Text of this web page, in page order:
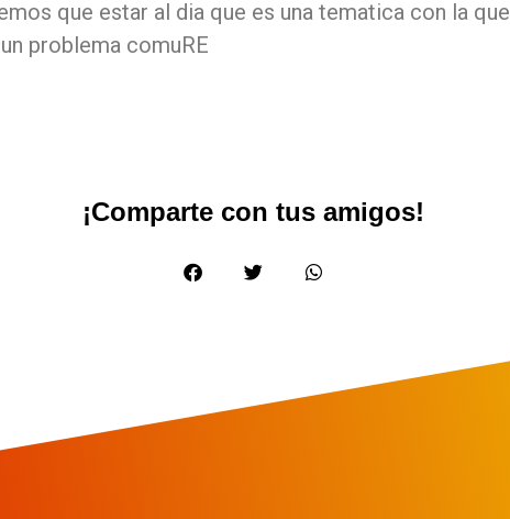
que estar al dia que es una tematica con la que
problema comuRE
¡Comparte con tus amigos!